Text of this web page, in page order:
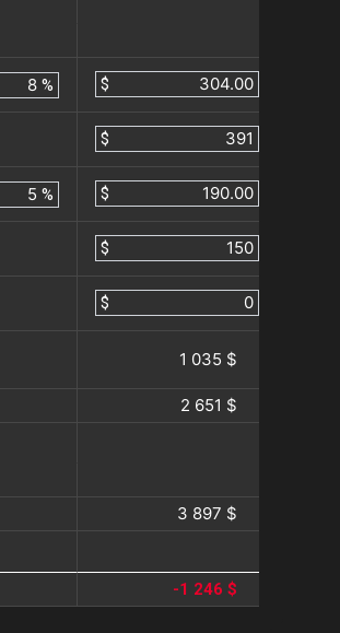
% $
$
% $
$
$
1 035 $
2 651 $
3 897 $
-1 246 $